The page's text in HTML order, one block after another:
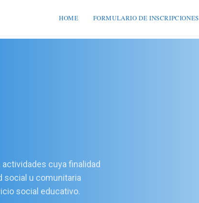
HOME FORMULARIO DE INSCRIPCIONES
cuya finalidad
social u comunitaria
social educativo.